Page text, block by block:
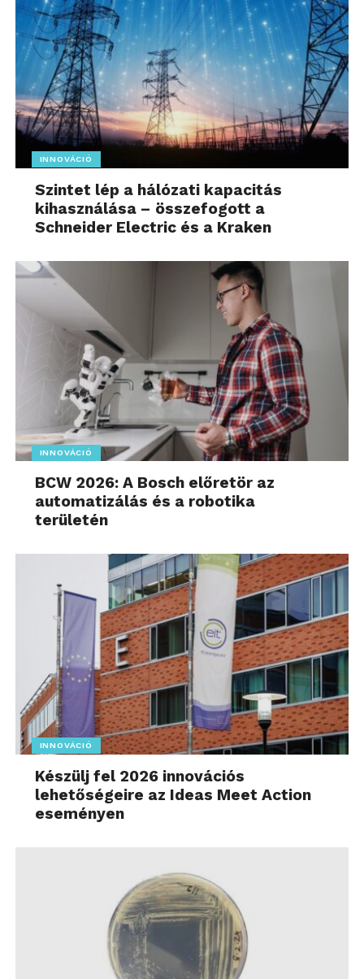
INNOVÁCIÓ
Szintet lép a hálózati kapacitás
kihasználása – összefogott a
Schneider Electric és a Kraken
INNOVÁCIÓ
BCW 2026: A Bosch előretör az
automatizálás és a robotika
területén
INNOVÁCIÓ
Készülj fel 2026 innovációs
lehetőségeire az Ideas Meet Action
eseményen